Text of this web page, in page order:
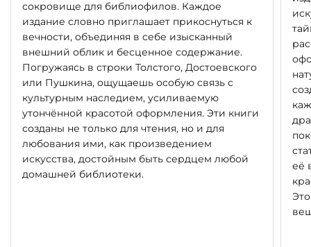
сокровище для библиофилов. Каждое
издание словно приглашает прикоснуться к
вечности, объединяя в себе изысканный
внешний облик и бесценное содержание.
Погружаясь в строки Толстого, Достоевского
или Пушкина, ощущаешь особую связь с
культурным наследием, усиливаемую
утончённой красотой оформления. Эти книги
созданы не только для чтения, но и для
любования ими, как произведением
искусства, достойным быть сердцем любой
домашней библиотеки.
её